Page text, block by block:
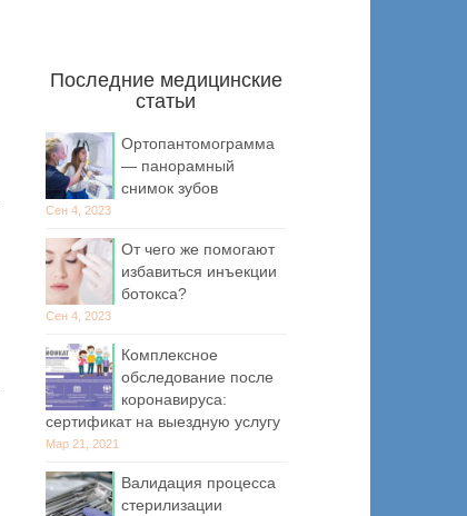
Последние медицинские
статьи
Ортопантомограмма
— панорамный
снимок зубов
Сен 4, 2023
От чего же помогают
избавиться инъекции
ботокса?
Сен 4, 2023
Комплексное
обследование после
коронавируса:
сертификат на выездную услугу
Мар 21, 2021
Валидация процесса
стерилизации